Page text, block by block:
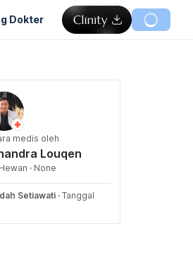
Dokter
medis oleh
Louqen
· None
Setiawati · Tanggal